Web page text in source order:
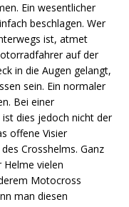
Ein wesentlicher
beschlagen. Wer
ist, atmet
auf der
in die Augen gelangt,
sein. Ein normaler
Bei einer
dies jedoch nicht der
offene Visier
Crosshelms. Ganz
vielen
Motocross
man diesen